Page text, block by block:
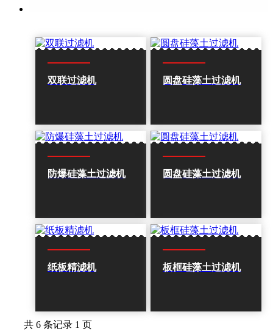
双联过滤机 圆盘硅藻土过滤机
防爆硅藻土过滤机 圆盘硅藻土过滤机
纸板精滤机 板框硅藻土过滤机
共 6 条记录 1 页